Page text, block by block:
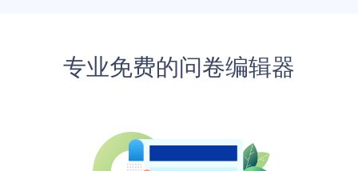
专业免费的问卷编辑器